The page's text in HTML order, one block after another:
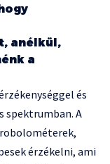
anélkül,
a
és
spektrumban. A
érzékelni, ami